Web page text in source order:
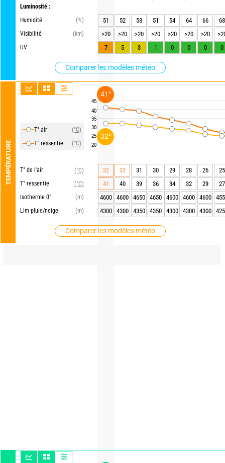
Luminosité :
Humidité
(%)
Visibilité
(km)
UV
Comparer les modèles météo
TEMPÉRATURE
T° air
(°C)
T° ressentie
(°C)
T° de l'air
(°C)
T° ressentie
(°C)
Isotherme 0°
(m)
Lim pluie/neige
(m)
Comparer les modèles météo
45
40
35
30
25
20
51 52 53 51 54 64 66
68
>20
>20 >20 >20 >20 >20 >20
7
5 3 1 0 0 0 0
32 32 31 30 29 28 26
25
41
40 39 36 34 32 29
27
4600
4600 4650 4650 4600 4600 4600
4300
4300 4350 4350 4300 4300 4300
32°
41°